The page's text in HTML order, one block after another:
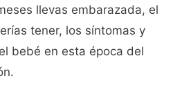
llevas embarazada, el
tener, los síntomas y
bebé en esta época del